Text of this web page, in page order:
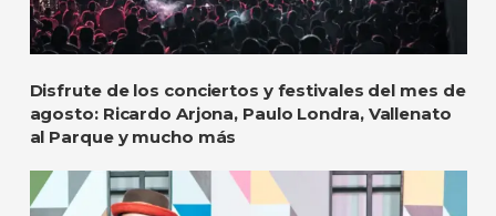
Disfrute de los conciertos y festivales del mes de
agosto: Ricardo Arjona, Paulo Londra, Vallenato
al Parque y mucho más